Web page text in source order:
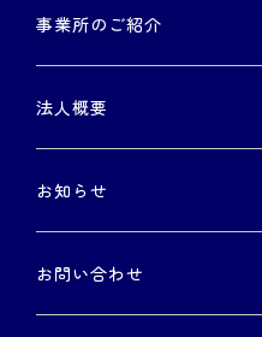
事業所のご紹介
法人概要
お知らせ
お問い合わせ